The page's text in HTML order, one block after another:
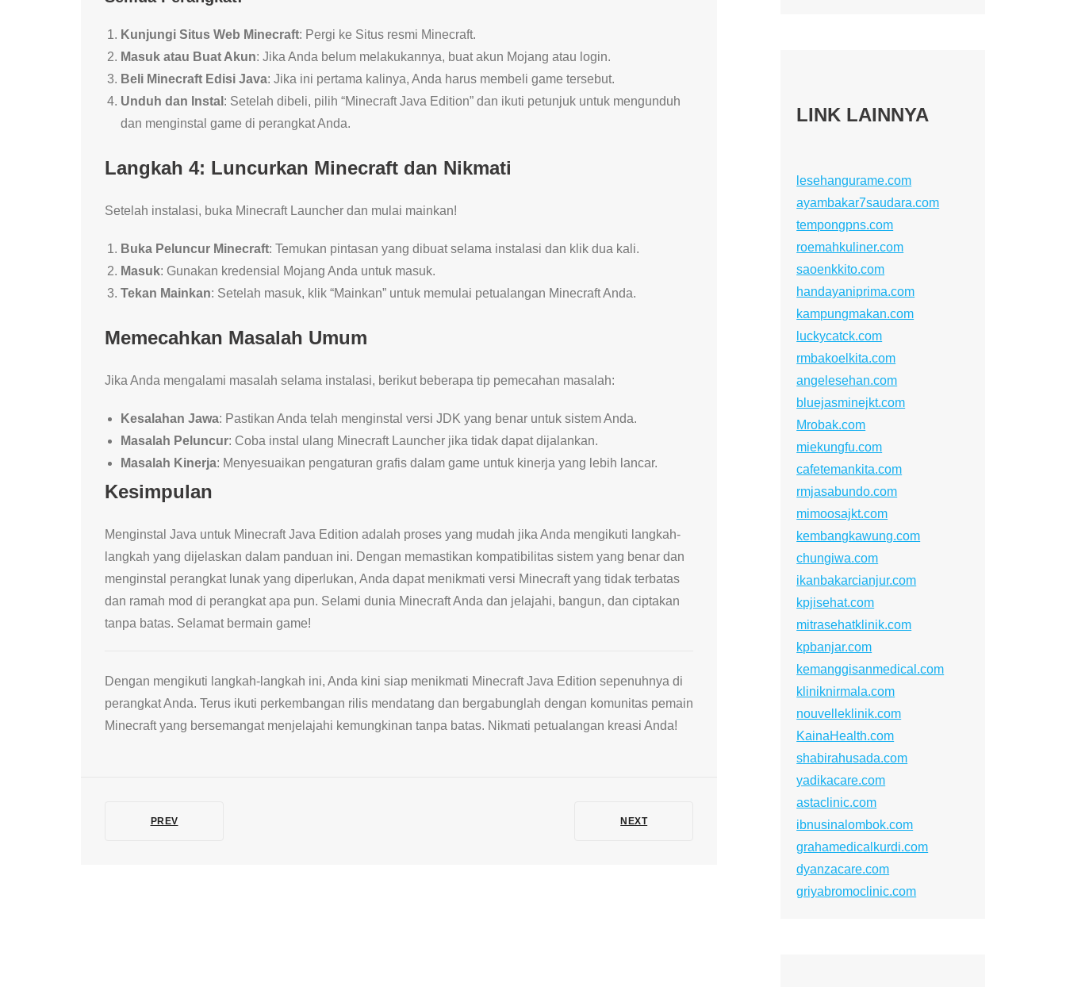
Kunjungi Situs Web Minecraft: Pergi ke Situs resmi Minecraft.
Masuk atau Buat Akun: Jika Anda belum melakukannya, buat akun Mojang atau login.
Beli Minecraft Edisi Java: Jika ini pertama kalinya, Anda harus membeli game tersebut.
Unduh dan Instal : Setelah dibeli, pilih “Minecraft Java Edition” dan ikuti petunjuk untuk mengunduh
dan menginstal game di perangkat Anda.
Langkah 4: Luncurkan Minecraft dan Nikmati
Setelah instalasi, buka Minecraft Launcher dan mulai mainkan!
Buka Peluncur Minecraft: Temukan pintasan yang dibuat selama instalasi dan klik dua kali.
Masuk: Gunakan kredensial Mojang Anda untuk masuk.
Tekan Mainkan: Setelah masuk, klik “Mainkan” untuk memulai petualangan Minecraft Anda.
Memecahkan Masalah Umum
Jika Anda mengalami masalah selama instalasi, berikut beberapa tip pemecahan masalah:
Kesalahan Jawa: Pastikan Anda telah menginstal versi JDK yang benar untuk sistem Anda.
Masalah Peluncur: Coba instal ulang Minecraft Launcher jika tidak dapat dijalankan.
Masalah Kinerja: Menyesuaikan pengaturan grafis dalam game untuk kinerja yang lebih lancar.
Kesimpulan
Menginstal Java untuk Minecraft Java Edition adalah proses yang mudah jika Anda mengikuti langkah-
langkah yang dijelaskan dalam panduan ini. Dengan memastikan kompatibilitas sistem yang benar dan
menginstal perangkat lunak yang diperlukan, Anda dapat menikmati versi Minecraft yang tidak terbatas
dan ramah mod di perangkat apa pun. Selami dunia Minecraft Anda dan jelajahi, bangun, dan ciptakan
tanpa batas. Selamat bermain game!
Dengan mengikuti langkah-langkah ini, Anda kini siap menikmati Minecraft Java Edition sepenuhnya di
perangkat Anda. Terus ikuti perkembangan rilis mendatang dan bergabunglah dengan komunitas pemain
Minecraft yang bersemangat menjelajahi kemungkinan tanpa batas. Nikmati petualangan kreasi Anda!
PREV NEXT
LINK LAINNYA
lesehangurame.com
ayambakar7saudara.com
tempongpns.com
roemahkuliner.com
saoenkkito.com
handayaniprima.com
kampungmakan.com
luckycatck.com
rmbakoelkita.com
angelesehan.com
bluejasminejkt.com
Mrobak.com
miekungfu.com
cafetemankita.com
rmjasabundo.com
mimoosajkt.com
kembangkawung.com
chungiwa.com
ikanbakarcianjur.com
kpjisehat.com
mitrasehatklinik.com
kpbanjar.com
kemanggisanmedical.com
kliniknirmala.com
nouvelleklinik.com
KainaHealth.com
shabirahusada.com
yadikacare.com
astaclinic.com
ibnusinalombok.com
grahamedicalkurdi.com
dyanzacare.com
griyabromoclinic.com